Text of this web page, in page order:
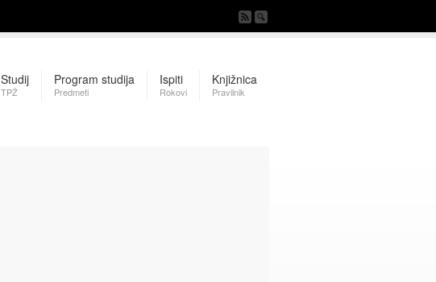
Studij
TPŽ
Program studija
Predmeti
Ispiti
Rokovi
Knjižnica
Pravilnik